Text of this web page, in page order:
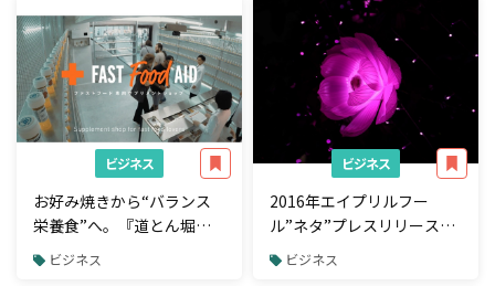
ビジネス
お好み焼きから“バランス
栄養食”へ。『道とん堀』
が行ったリブランディング
施策とは
ビジネス
ビジネス
2016年エイプリルフー
ル”ネタ”プレスリリース10
選【PR TIMES編】
ビジネス